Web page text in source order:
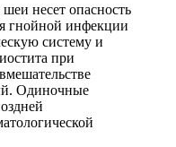
несет опасность
гнойной инфекции
систему и
при
Одиночные